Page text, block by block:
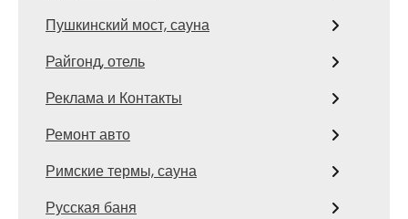
Пушкинский мост, сауна
Райгонд, отель
Реклама и Контакты
Ремонт авто
Римские термы, сауна
Русская баня